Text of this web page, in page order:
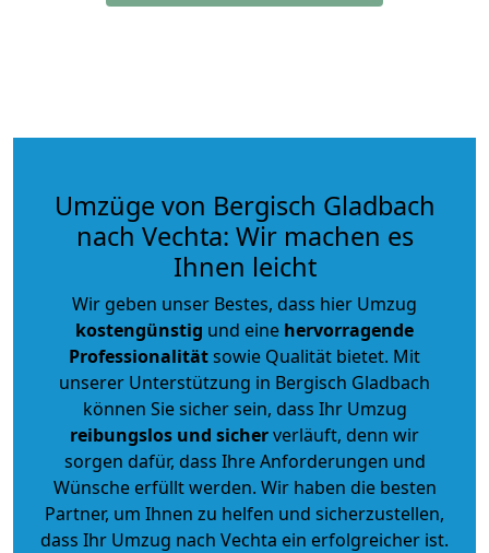
Umzüge von Bergisch Gladbach
nach Vechta: Wir machen es
Ihnen leicht
Wir geben unser Bestes, dass hier Umzug
kostengünstig und eine hervorragende
Professionalitätsowie Qualität bietet. Mit
unserer Unterstützung in Bergisch Gladbach
können Sie sicher sein, dass Ihr Umzug
reibungslos und sicherverläuft, denn wir
sorgen dafür, dass Ihre Anforderungen und
Wünsche erfüllt werden. Wir haben die besten
Partner, um Ihnen zu helfen und sicherzustellen,
dass Ihr Umzug nach Vechta ein erfolgreicher ist.